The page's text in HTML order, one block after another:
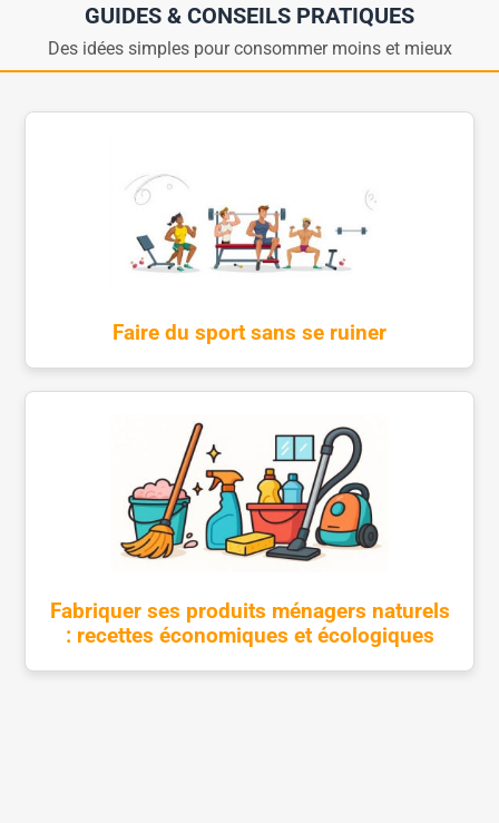
GUIDES & CONSEILS PRATIQUES
Des idées simples pour consommer moins et mieux
Faire du sport sans se ruiner
Fabriquer ses produits ménagers naturels
: recettes économiques et écologiques